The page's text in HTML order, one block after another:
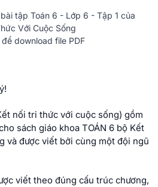
tập Toán 6 - Lớp 6 - Tập 1 của
Với Cuộc Sống
download file PDF
nối tri thức với cuộc sống) gồm
sách giáo khoa TOÁN 6 bộ Kết
và được viết bởi cùng một đội ngũ
viết theo đúng cấu trúc chương,